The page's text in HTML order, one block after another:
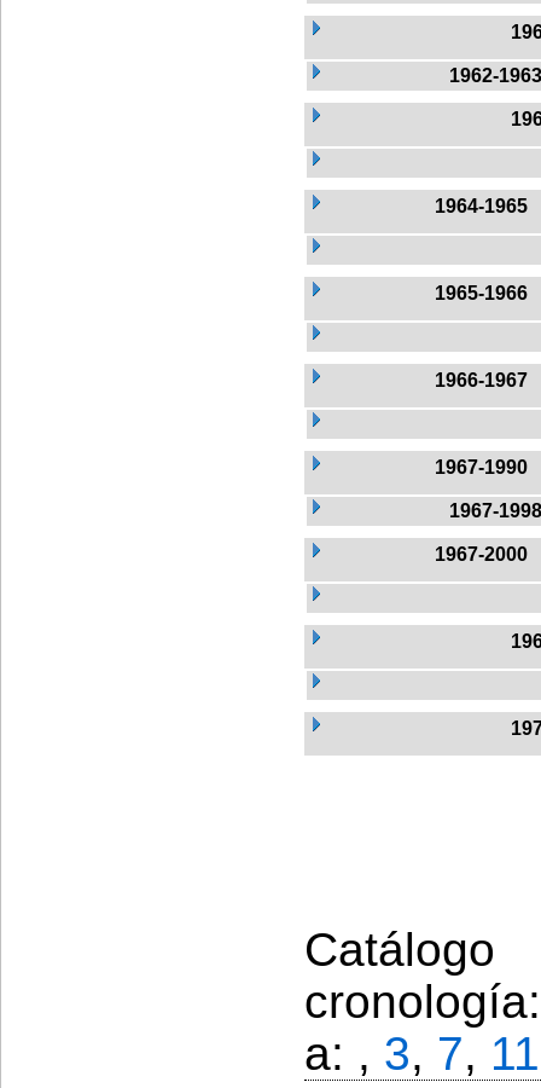
1962-1963
1964-1965
1965-1966
1966-1967
1967-1990
1967-1998
1967-2000
a: , 3, 7, 11